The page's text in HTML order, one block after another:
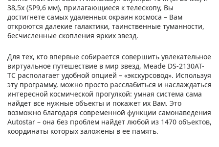
38,5х (SP9,6 мм), прилагающиеся к телескопу, Вы
достигнете самых удаленных окраин космоса – Вам
откроются далекие галактики, таинственные туманности,
бесчисленные скопления ярких звезд.
Для тех, кто впервые собирается совершить увлекательное
виртуальное путешествие в мир звезд, Meade DS-2130AT-
TC располагает удобной опцией – «экскурсовод». Используя
эту программу, можно просто расслабиться и наслаждаться
интересной космической прогулкой: умная система сама
найдет все нужные объекты и покажет их Вам. Это
возможно благодаря современной функции самонаведения
Autostar – она без проблем найдет любой из 1470 объектов,
координаты которых заложены в ее память.